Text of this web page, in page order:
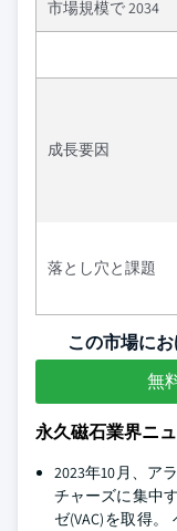
市場規模で 2034
成長要因
落とし穴と課題
この市場に
無
永久磁石業界ニ
2023年10月、ア
チャーズに集中
ゼ(VAC)を取得